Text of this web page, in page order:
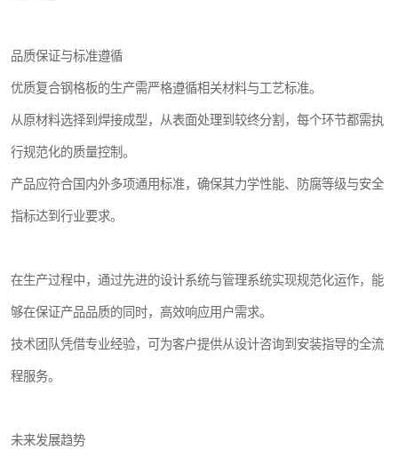
品质保证与标准遵循
优质复合钢格板的生产需严格遵循相关材料与工艺标准。
从原材料选择到焊接成型，从表面处理到较终分割，每个环节都需执
行规范化的质量控制。
产品应符合国内外多项通用标准，确保其力学性能、防腐等级与安全
指标达到行业要求。
在生产过程中，通过先进的设计系统与管理系统实现规范化运作，能
够在保证产品品质的同时，高效响应用户需求。
技术团队凭借专业经验，可为客户提供从设计咨询到安装指导的全流
程服务。
未来发展趋势